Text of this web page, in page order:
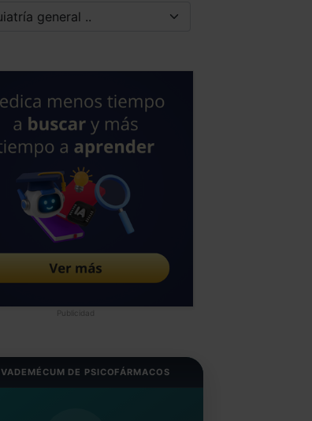
Publicidad
VADEMÉCUM DE PSICOFÁRMACOS